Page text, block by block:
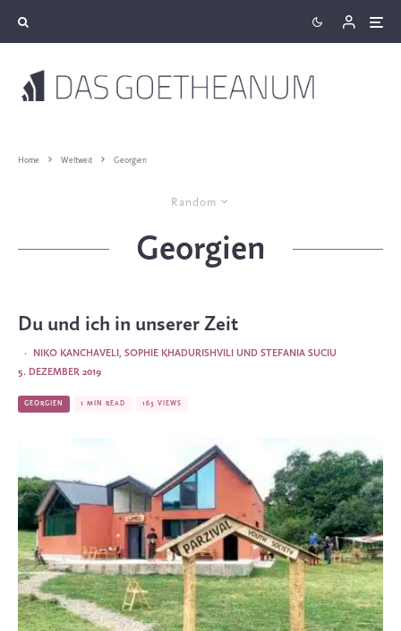
Home Weltweit Georgien
Random
Georgien
Du und ich in unserer Zeit
NIKO KANCHAVELI , SOPHIE KHADURISHVILI UND STEFANIA SUCIU
·
5. DEZEMBER 2019
GEORGIEN 1 MIN READ 163 VIEWS